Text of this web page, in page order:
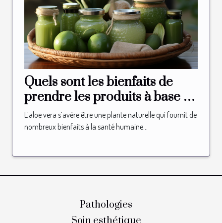
Quels sont les bienfaits de
prendre les produits à base de
l’aloe vera ?
L’aloe vera s’avère être une plante naturelle qui fournit de
nombreux bienfaits à la santé humaine...
Pathologies